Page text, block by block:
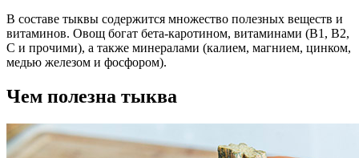
В составе тыквы содержится множество полезных веществ и
витаминов. Овощ богат бета-каротином, витаминами (В1, В2,
С и прочими), а также минералами (калием, магнием, цинком,
медью железом и фосфором).
Чем полезна тыква